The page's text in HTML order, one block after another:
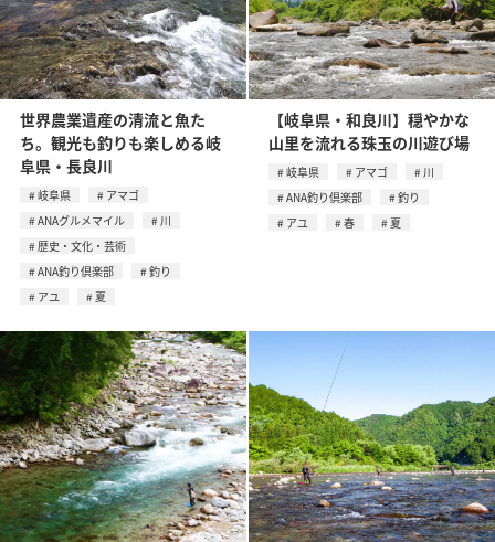
世界農業遺産の清流と魚た
ち。観光も釣りも楽しめる岐
阜県・長良川
岐阜県
アマゴ
ANAグルメマイル
川
歴史・文化・芸術
ANA釣り倶楽部
釣り
アユ
夏
【岐阜県・和良川】穏やかな
山里を流れる珠玉の川遊び場
岐阜県 アマゴ
川
ANA釣り倶楽部
釣り
アユ
春 夏